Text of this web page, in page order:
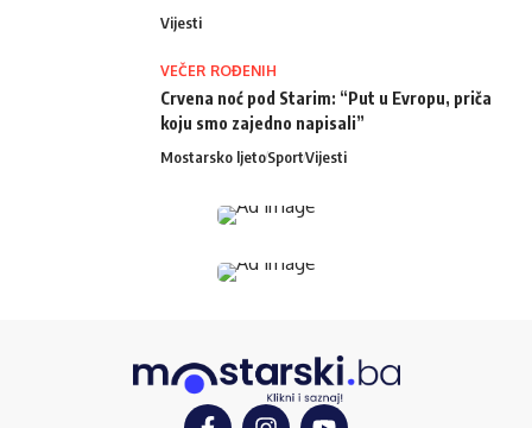
Vijesti
VEČER ROĐENIH
Crvena noć pod Starim: “Put u Evropu, priča
koju smo zajedno napisali”
Mostarsko ljetoSportVijesti